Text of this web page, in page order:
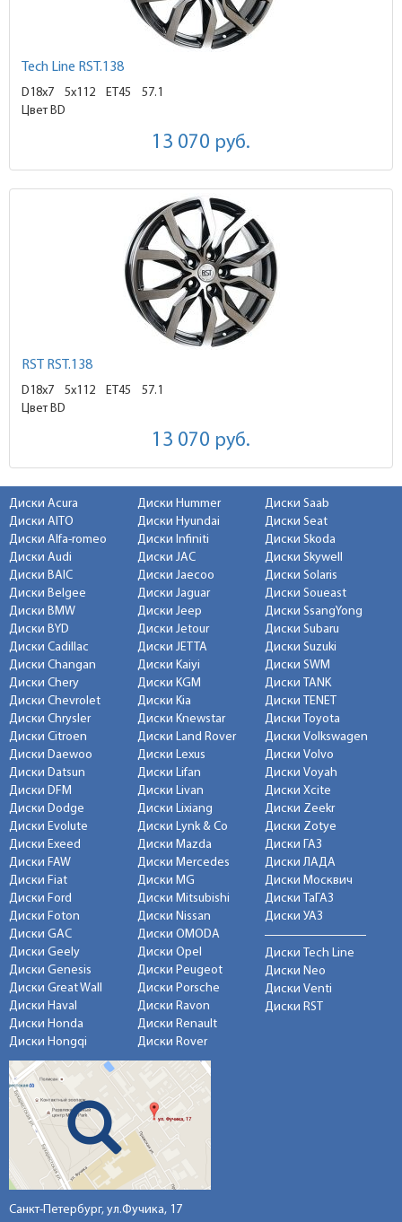
Tech Line RST.138
D18x7 5x112 ET45
57.1
Цвет BD
13 070 руб.
RST RST.138
D18x7 5x112 ET45
57.1
Цвет BD
13 070 руб.
Диски Acura
Диски AITO
Диски Alfa-romeo
Диски Audi
Диски BAIC
Диски Belgee
Диски BMW
Диски BYD
Диски Cadillac
Диски Changan
Диски Chery
Диски Chevrolet
Диски Chrysler
Диски Citroen
Диски Daewoo
Диски Datsun
Диски DFM
Диски Dodge
Диски Evolute
Диски Exeed
Диски FAW
Диски Fiat
Диски Ford
Диски Foton
Диски GAC
Диски Geely
Диски Genesis
Диски Great Wall
Диски Haval
Диски Honda
Диски Hongqi
Диски Hummer
Диски Hyundai
Диски Infiniti
Диски JAC
Диски Jaecoo
Диски Jaguar
Диски Jeep
Диски Jetour
Диски JETTA
Диски Kaiyi
Диски KGM
Диски Kia
Диски Knewstar
Диски Land Rover
Диски Lexus
Диски Lifan
Диски Livan
Диски Lixiang
Диски Lynk & Co
Диски Mazda
Диски Mercedes
Диски MG
Диски Mitsubishi
Диски Nissan
Диски OMODA
Диски Opel
Диски Peugeot
Диски Porsche
Диски Ravon
Диски Renault
Диски Rover
Диски Saab
Диски Seat
Диски Skoda
Диски Skywell
Диски Solaris
Диски Soueast
Диски SsangYong
Диски Subaru
Диски Suzuki
Диски SWM
Диски TANK
Диски TENET
Диски Toyota
Диски Volkswagen
Диски Volvo
Диски Voyah
Диски Xcite
Диски Zeekr
Диски Zotye
Диски ГАЗ
Диски ЛАДА
Диски Москвич
Диски ТаГАЗ
Диски УАЗ
Диски Tech Line
Диски Neo
Диски Venti
Диски RST
Санкт-Петербург, ул.Фучика, 17